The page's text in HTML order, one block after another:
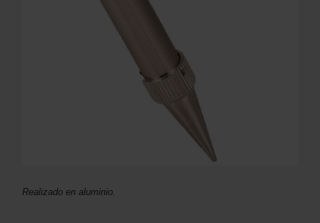
Realizado en aluminio.